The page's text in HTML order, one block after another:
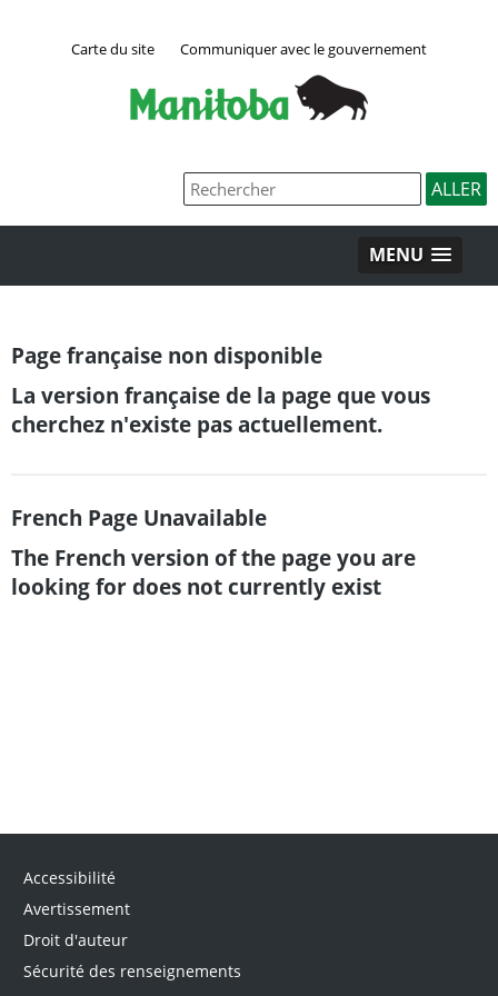
Carte du site Communiquer avec le gouvernement
MENU
Page française non disponible
La version française de la page que vous
cherchez n'existe pas actuellement.
French Page Unavailable
The French version of the page you are
looking for does not currently exist
Accessibilité
Avertissement
Droit d'auteur
Sécurité des renseignements